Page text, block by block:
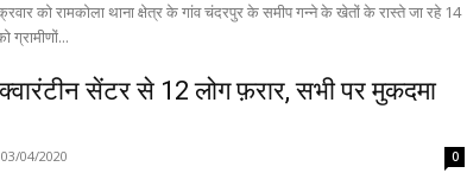
को रामकोला थाना क्षेत्र के गांव चंदरपुर के समीप गन्ने के खेतों के रास्ते जा रहे 14
ग्रामीणों...
सेंटर से 12 लोग फ़रार, सभी पर मुकदमा
03/04/2020 0